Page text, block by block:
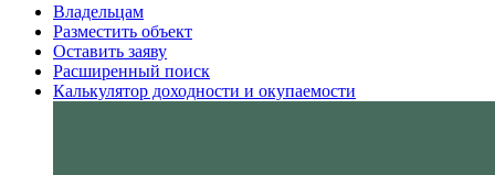
Владельцам
Разместить объект
Оставить заяву
Расширенный поиск
Калькулятор доходности и окупаемости